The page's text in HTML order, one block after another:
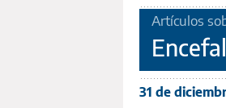
Artículos
31 de